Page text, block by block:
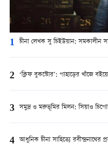
1 চীনা লেখক সু চিইউয়ান: সমকালীন
2 ‘ক্লিফ বুকস্টোর’: পাহাড়ের খাঁজে
3 সমুদ্র ও মরুভূমির মিলন: সিয়াও
4 আধুনিক চীনা সাহিত্যে রবীন্দ্রনাথের